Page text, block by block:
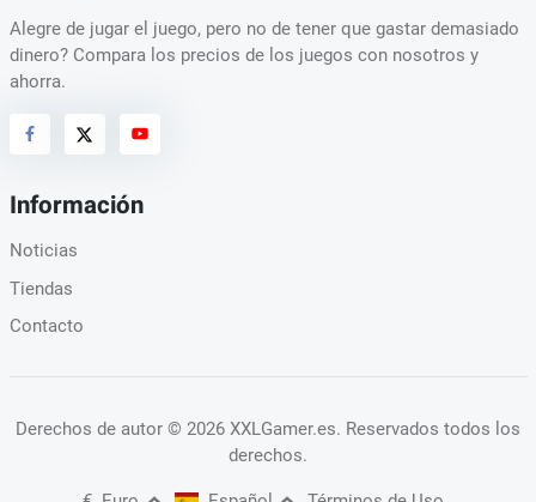
Alegre de jugar el juego, pero no de tener que gastar demasiado
dinero? Compara los precios de los juegos con nosotros y
ahorra.
Información
Noticias
Tiendas
Contacto
Derechos de autor © 2026 XXLGamer.es. Reservados todos los
derechos.